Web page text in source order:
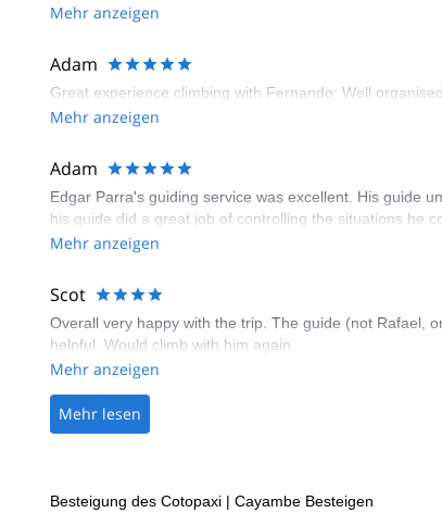
him again. He is the consummate guide and a
Mehr anzeigen
Adam
Great experience climbing with Fernando: Well
Mehr anzeigen
Adam
Edgar Parra's guiding service was excellent. His guide
his guide did a great job of controlling the situations he
Mehr anzeigen
Scot
Overall very happy with the trip. The guide (not Rafael,
helpful. Would climb with him again.
Mehr anzeigen
Mehr lesen
Besteigung des Cotopaxi | Cayambe Besteigen